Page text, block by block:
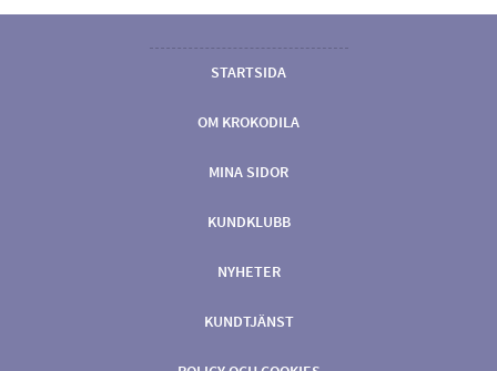
STARTSIDA
OM KROKODILA
MINA SIDOR
KUNDKLUBB
NYHETER
KUNDTJÄNST